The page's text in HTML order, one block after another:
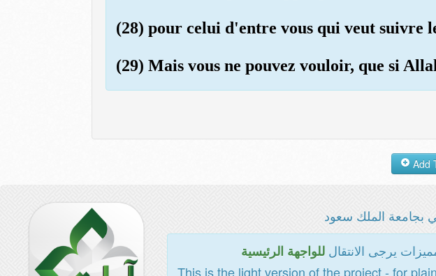
(28) pour celui d'entre vous qui veut suivre
(29) Mais vous ne pouvez vouloir, que si
بجامعة الملك سعود
يرجى الانتقالللواجهة الرئيسية
This is the light version of the project - for